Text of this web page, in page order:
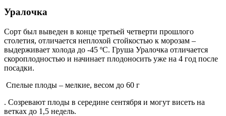
Уралочка
Сорт был выведен в конце третьей четверти прошлого
столетия, отличается неплохой стойкостью к морозам –
выдерживает холода до -45 ºС. Груша Уралочка отличается
скороплодностью и начинает плодоносить уже на 4 год после
посадки.
Спелые плоды – мелкие, весом до 60 г
. Созревают плоды в середине сентября и могут висеть на
ветках до 1,5 недель.